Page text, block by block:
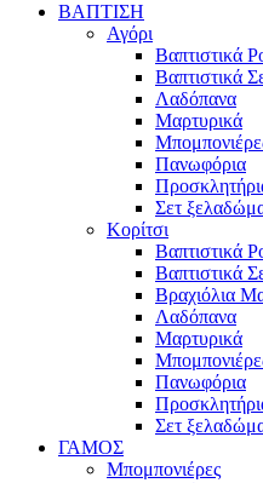
ΒΑΠΤΙΣΗ
Αγόρι
Βαπτιστικά
Βαπτιστικά
Λαδόπανα
Μαρτυρικά
Πανωφόρια
Σετ
Κορίτσι
Βαπτιστικά
Βαπτιστικά
Βραχιόλια
Λαδόπανα
Μαρτυρικά
Πανωφόρια
Σετ
ΓΑΜΟΣ
Μπομπονιέρες